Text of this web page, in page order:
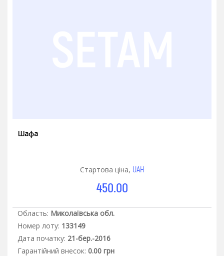
Шафа
Стартова ціна, UAH
450.00
Область: Миколаївська обл.
Номер лоту: 133149
Дата початку: 21-бер.-2016
Гарантiйний внесок: 0.00 грн